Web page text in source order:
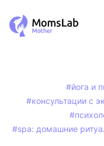
#йога и
#консультации с
#spa: домашние